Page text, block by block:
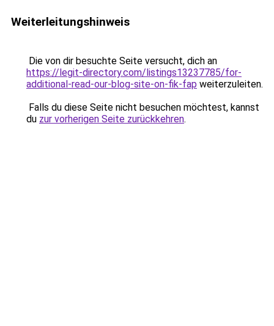
Weiterleitungshinweis
Die von dir besuchte Seite versucht, dich an
https://legit-directory.com/listings13237785/for-
additional-read-our-blog-site-on-fik-fap weiterzuleiten.
Falls du diese Seite nicht besuchen möchtest, kannst
du zur vorherigen Seite zurückkehren.